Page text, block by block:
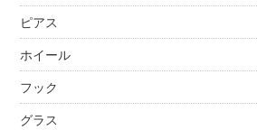
ピアス
ホイール
フック
グラス